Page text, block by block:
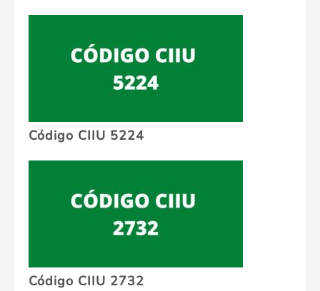
Código CIIU 5224
Código CIIU 2732